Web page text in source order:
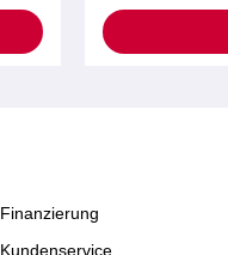
Finanzierung
Kundenservice